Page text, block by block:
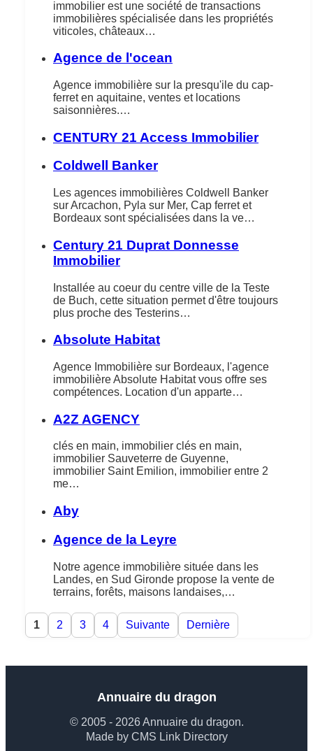
immobilier est une société de transactions
immobilières spécialisée dans les propriétés
viticoles, châteaux…
Agence de l'ocean
Agence immobilière sur la presqu'ile du cap-
ferret en aquitaine, ventes et locations
saisonnières.…
CENTURY 21 Access Immobilier
Coldwell Banker
Les agences immobilières Coldwell Banker
sur Arcachon, Pyla sur Mer, Cap ferret et
Bordeaux sont spécialisées dans la ve…
Century 21 Duprat Donnesse
Immobilier
Installée au coeur du centre ville de la Teste
de Buch, cette situation permet d'être toujours
plus proche des Testerins…
Absolute Habitat
Agence Immobilière sur Bordeaux, l'agence
immobilière Absolute Habitat vous offre ses
compétences. Location d'un apparte…
A2Z AGENCY
clés en main, immobilier clés en main,
immobilier Sauveterre de Guyenne,
immobilier Saint Emilion, immobilier entre 2
me…
Aby
Agence de la Leyre
Notre agence immobilière située dans les
Landes, en Sud Gironde propose la vente de
terrains, forêts, maisons landaises,…
1 2 3 4 Suivante Dernière
Annuaire du dragon
© 2005 - 2026 Annuaire du dragon.
Made by CMS Link Directory